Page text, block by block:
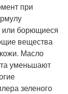
при
или борющиеся
вещества
Масло
уменьшают
зеленого